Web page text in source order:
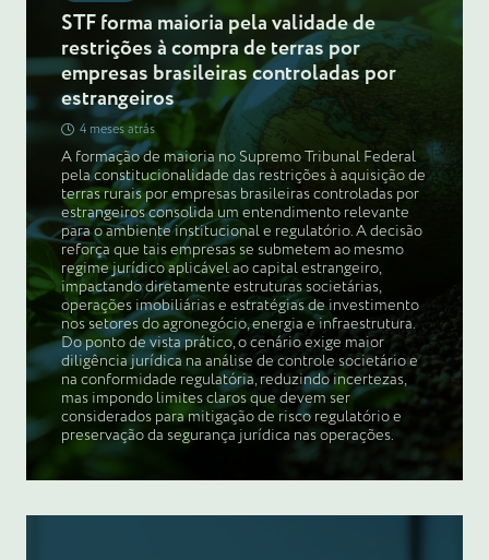
STF forma maioria pela validade de
restrições à compra de terras por
empresas brasileiras controladas por
estrangeiros
4 meses atrás
A formação de maioria no Supremo Tribunal Federal
pela constitucionalidade das restrições à aquisição de
terras rurais por empresas brasileiras controladas por
estrangeiros consolida um entendimento relevante
para o ambiente institucional e regulatório. A decisão
reforça que tais empresas se submetem ao mesmo
regime jurídico aplicável ao capital estrangeiro,
impactando diretamente estruturas societárias,
operações imobiliárias e estratégias de investimento
nos setores do agronegócio, energia e infraestrutura.
Do ponto de vista prático, o cenário exige maior
diligência jurídica na análise de controle societário e
na conformidade regulatória, reduzindo incertezas,
mas impondo limites claros que devem ser
considerados para mitigação de risco regulatório e
preservação da segurança jurídica nas operações.